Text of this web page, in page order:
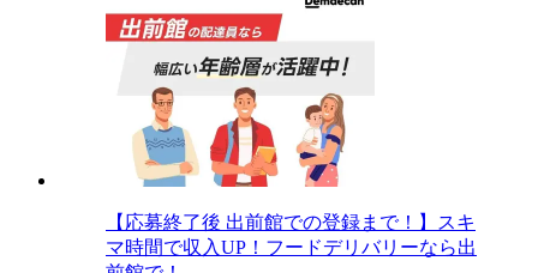
【応募終了後 出前館での登録まで！】スキ
マ時間で収入UP！フードデリバリーなら出